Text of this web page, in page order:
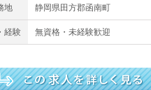
地 静岡県田方郡函南町
経験 無資格・未経験歓迎